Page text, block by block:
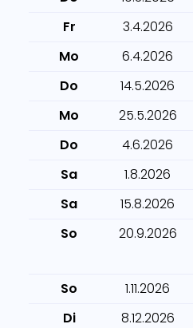
Fr
3.4.2026
Mo
6.4.2026
Do
14.5.2026
Mo
25.5.2026
Do
4.6.2026
Sa
1.8.2026
Sa
15.8.2026
So
20.9.2026
So
1.11.2026
Di
8.12.2026